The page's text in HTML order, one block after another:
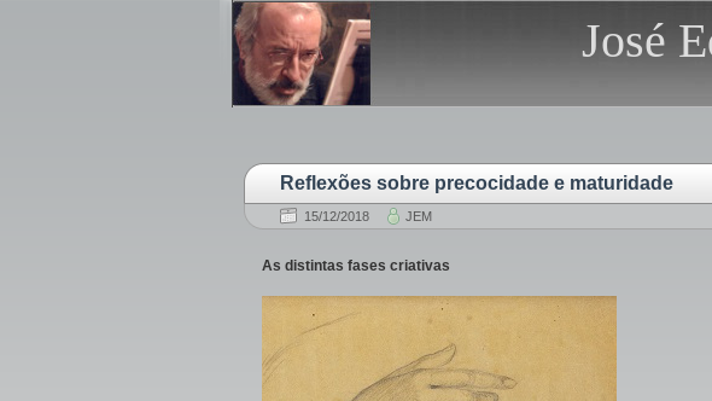
José
Reflexões sobre precocidade e maturidade
15/12/2018 JEM
As distintas fases criativas